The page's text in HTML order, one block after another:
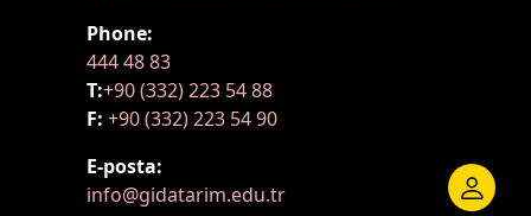
Phone:
444 48 83
T:+90 (332) 223 54 88
F: +90 (332) 223 54 90
E-posta:
info@gidatarim.edu.tr